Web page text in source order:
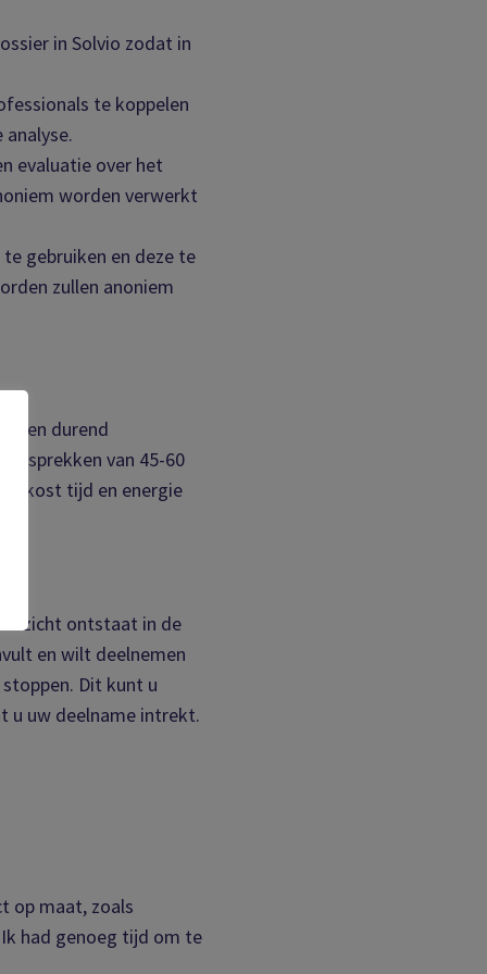
in Solvio zodat in
te koppelen
evaluatie over het
worden verwerkt
gebruiken en deze te
zullen anoniem
durend
van 45-60
kost tijd en energie
inzicht ontstaat in de
en wilt deelnemen
Dit kunt u
u uw deelname intrekt.
op maat, zoals
had genoeg tijd om te